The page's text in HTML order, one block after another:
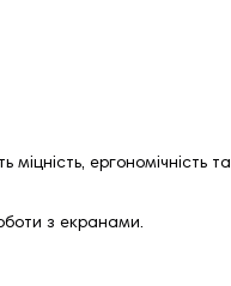
міцність, ергономічність та
з екранами.